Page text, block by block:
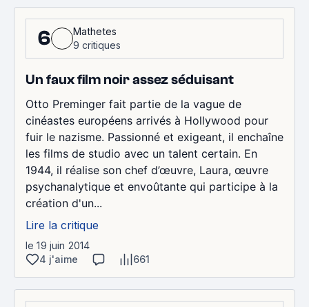
6
Mathetes
9 critiques
Un faux film noir assez séduisant
Otto Preminger fait partie de la vague de
cinéastes européens arrivés à Hollywood pour
fuir le nazisme. Passionné et exigeant, il enchaîne
les films de studio avec un talent certain. En
1944, il réalise son chef d’œuvre, Laura, œuvre
psychanalytique et envoûtante qui participe à la
création d'un...
Lire la critique
le 19 juin 2014
4 j'aime
661